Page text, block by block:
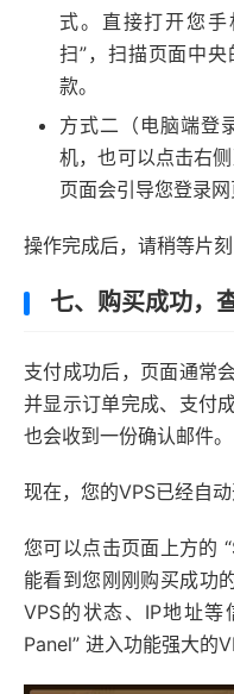
式。直接打开您
扫”，扫描页面中
款。
方式二（电脑端登
机，也可以点击右
页面会引导您登录网
操作完成后，请稍等片
七、购买成功，
支付成功后，页面通常
并显示订单完成、支付
也会收到一份确认邮件。
现在，您的VPS已经自动
您可以点击页面上方的
能看到您刚刚购买成功
VPS的状态、IP地址
Panel” 进入功能强大的